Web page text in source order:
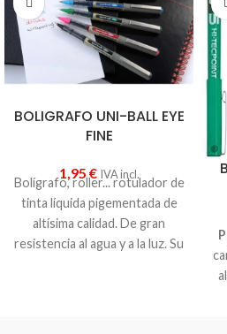
BOLIGRAFO UNI-BALL EYE
FINE
1,95 € IVA incl.
Bolígrafo, roller... rotulador de
tinta líquida pigementada de
altísima calidad. De gran
resistencia al agua y a la luz. Su